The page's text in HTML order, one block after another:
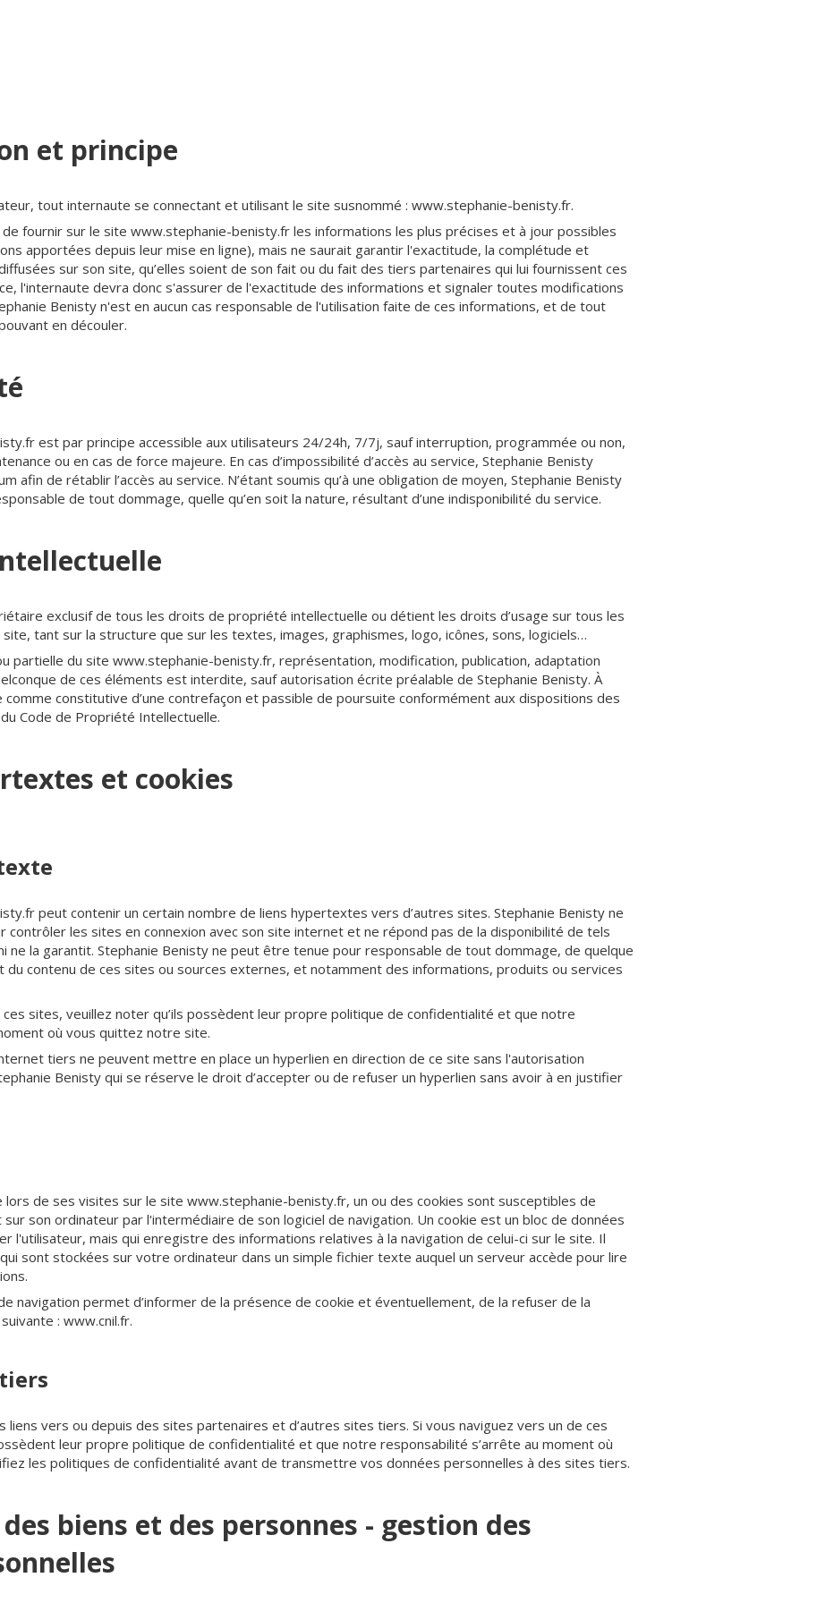
et principe
tout internaute se connectant et utilisant le site susnommé : www.stephanie-benisty.fr.
de fournir sur le site www.stephanie-benisty.fr les informations les plus précises et à jour possibles
apportées depuis leur mise en ligne), mais ne saurait garantir l'exactitude, la complétude et
sur son site, qu’elles soient de son fait ou du fait des tiers partenaires qui lui fournissent ces
l'internaute devra donc s'assurer de l'exactitude des informations et signaler toutes modifications
Benisty n'est en aucun cas responsable de l'utilisation faite de ces informations, et de tout
en découler.
est par principe accessible aux utilisateurs 24/24h, 7/7j, sauf interruption, programmée ou non,
ou en cas de force majeure. En cas d’impossibilité d’accès au service, Stephanie Benisty
afin de rétablir l’accès au service. N’étant soumis qu’à une obligation de moyen, Stephanie Benisty
de tout dommage, quelle qu’en soit la nature, résultant d’une indisponibilité du service.
exclusif de tous les droits de propriété intellectuelle ou détient les droits d’usage sur tous les
tant sur la structure que sur les textes, images, graphismes, logo, icônes, sons, logiciels…
partielle du site www.stephanie-benisty.fr, représentation, modification, publication, adaptation
de ces éléments est interdite, sauf autorisation écrite préalable de Stephanie Benisty. À
constitutive d’une contrefaçon et passible de poursuite conformément aux dispositions des
Code de Propriété Intellectuelle.
et cookies
peut contenir un certain nombre de liens hypertextes vers d’autres sites. Stephanie Benisty ne
contrôler les sites en connexion avec son site internet et ne répond pas de la disponibilité de tels
ne la garantit. Stephanie Benisty ne peut être tenue pour responsable de tout dommage, de quelque
du contenu de ces sites ou sources externes, et notamment des informations, produits ou services
ces sites, veuillez noter qu’ils possèdent leur propre politique de confidentialité et que notre
où vous quittez notre site.
tiers ne peuvent mettre en place un hyperlien en direction de ce site sans l'autorisation
Benisty qui se réserve le droit d’accepter ou de refuser un hyperlien sans avoir à en justifier
lors de ses visites sur le site www.stephanie-benisty.fr, un ou des cookies sont susceptibles de
son ordinateur par l'intermédiaire de son logiciel de navigation. Un cookie est un bloc de données
l'utilisateur, mais qui enregistre des informations relatives à la navigation de celui-ci sur le site. Il
sont stockées sur votre ordinateur dans un simple fichier texte auquel un serveur accède pour lire
navigation permet d’informer de la présence de cookie et éventuellement, de la refuser de la
: www.cnil.fr.
vers ou depuis des sites partenaires et d’autres sites tiers. Si vous naviguez vers un de ces
leur propre politique de confidentialité et que notre responsabilité s’arrête au moment où
les politiques de confidentialité avant de transmettre vos données personnelles à des sites tiers.
biens et des personnes - gestion des